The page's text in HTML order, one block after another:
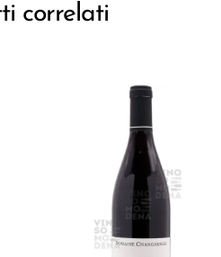
correlati